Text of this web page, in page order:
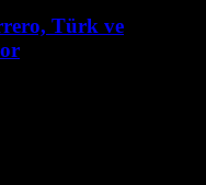
Türk ve